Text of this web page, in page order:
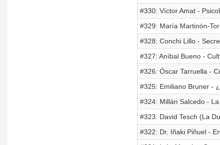
#330: Víctor Amat -
#329: María Martinón-
#328: Conchi Lillo -
#327: Aníbal Bueno -
#326: Óscar Tarruella -
#325: Emiliano Bruner -
#324: Millán Salcedo -
#323: David Tesch (La
#322: Dr. Iñaki Piñuel -